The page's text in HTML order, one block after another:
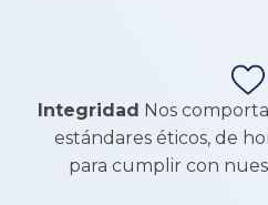
Integridad Nos
estándares éticos, de
para cumplir con